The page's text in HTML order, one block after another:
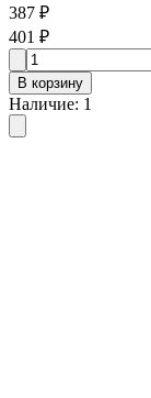
387 ₽
401 ₽
В корзину
Наличие: 1